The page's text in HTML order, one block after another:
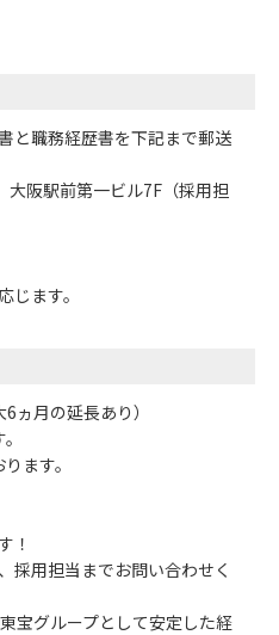
と職務経歴書を下記まで郵送
阪駅前第一ビル7F（採用担
談に応じます。
ヵ月の延長あり）
ます。
！
採用担当までお問い合わせく
宝グループとして安定した経